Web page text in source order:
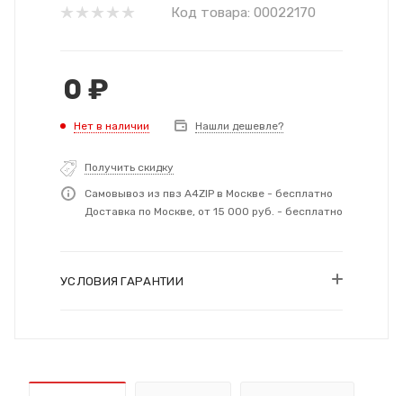
Код товара: 00022170
0 ₽
Нет в наличии Нашли дешевле?
Получить скидку
Самовывоз из пвз A4ZIP в Москве - бесплатно
Доставка по Москве, от 15 000 руб. - бесплатно
УСЛОВИЯ ГАРАНТИИ